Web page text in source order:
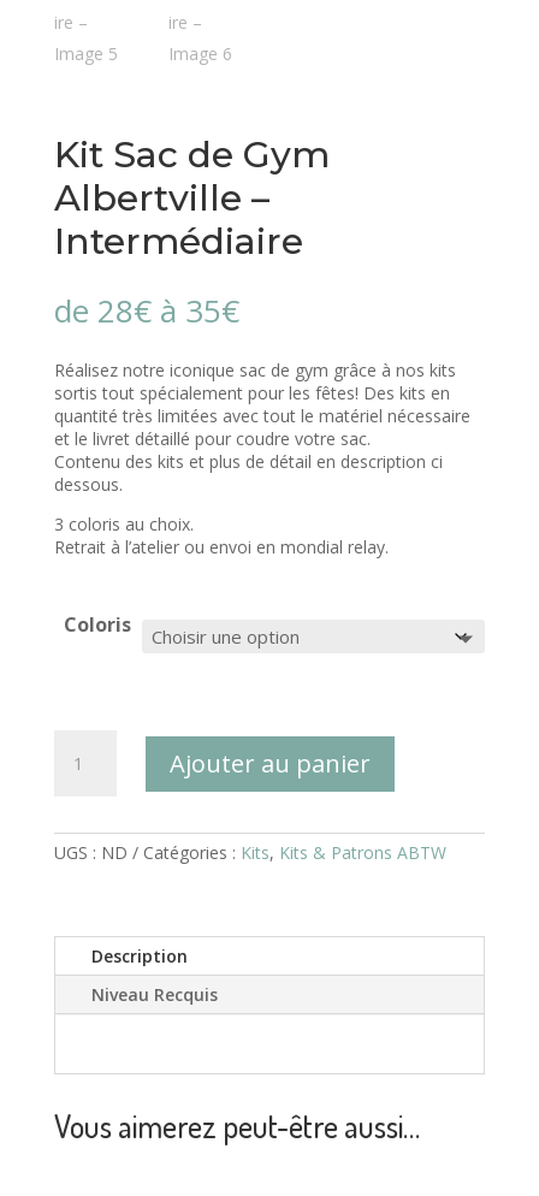
Kit Sac de Gym
Albertville –
Intermédiaire
de 28€ à 35€
Réalisez notre iconique sac de gym grâce à nos kits
sortis tout spécialement pour les fêtes! Des kits en
quantité très limitées avec tout le matériel nécessaire
et le livret détaillé pour coudre votre sac.
Contenu des kits et plus de détail en description ci
dessous.
3 coloris au choix.
Retrait à l’atelier ou envoi en mondial relay.
Coloris
de
Gym
Ajouter au panier
UGS : ND Catégories : Kits, Kits & Patrons ABTW
Description
Niveau Recquis
Vous aimerez peut-être aussi…